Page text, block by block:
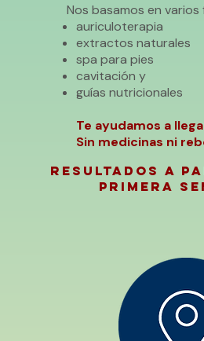
Nos basamos en
auriculoterapia
extractos naturales
spa para pies
cavitación y
guías nutricionales
Te ayudamos a
Sin medicinas ni
Resultados A
primera